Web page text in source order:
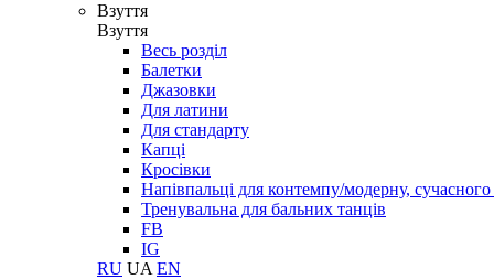
Взуття
Взуття
Весь розділ
Балетки
Джазовки
Для латини
Для стандарту
Капці
Кросівки
Напівпальці для контемпу/модерну,
Тренувальна для бальних танців
FB
IG
RU UA EN